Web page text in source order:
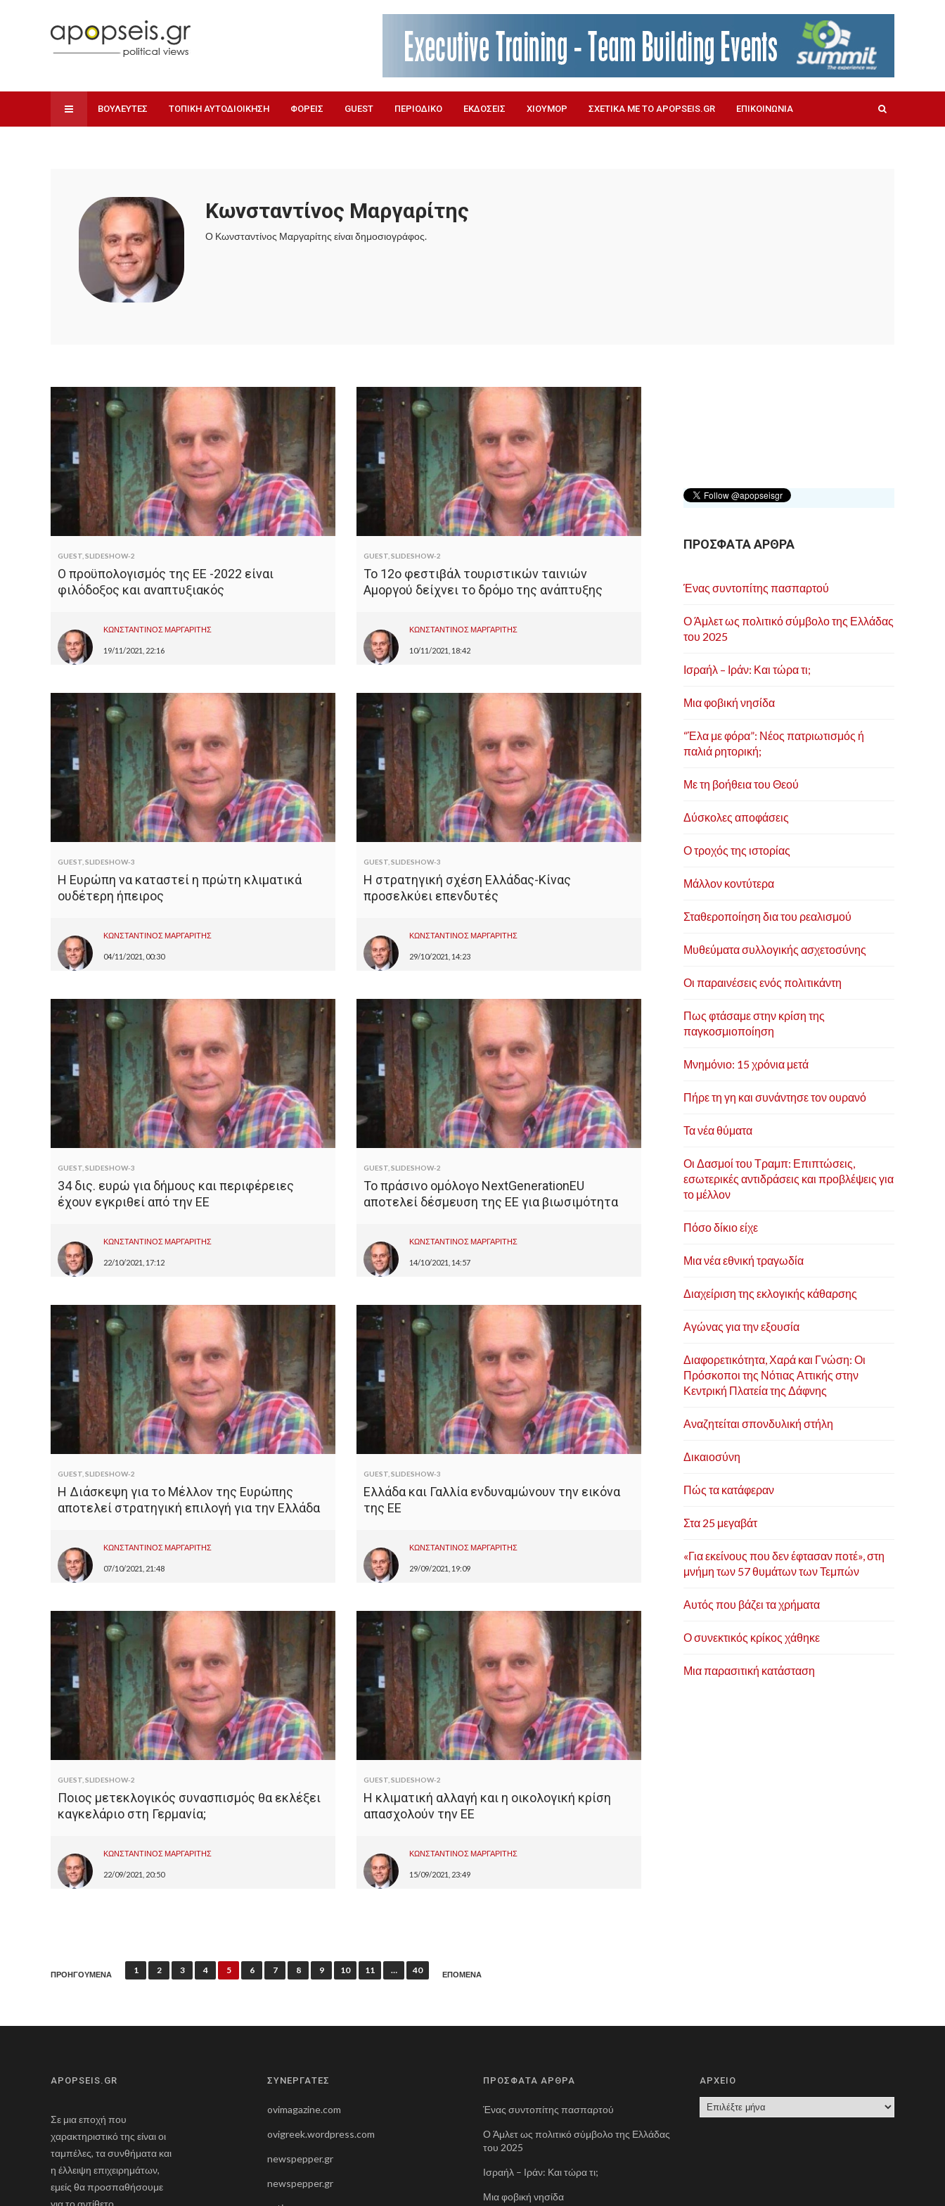
ΒΟΥΛΕΥΤΕΣ ΤΟΠΙΚΗ ΑΥΤΟΔΙΟΙΚΗΣΗ ΦΟΡΕΙΣ GUEST ΠΕΡΙΟΔΙΚΟ ΕΚΔΟΣΕΙΣ ΧΙΟΥΜΟΡ ΣΧΕΤΙΚΑ ΜΕ ΤΟ APOPSEIS.GR ΕΠΙΚΟΙΝΩΝΙΑ
Κωνσταντίνος Μαργαρίτης
Ο Κωνσταντίνος Μαργαρίτης είναι δημοσιογράφος.
GUEST SLIDESHOW-2
Ο προϋπολογισμός της ΕΕ -2022 είναι
φιλόδοξος και αναπτυξιακός
ΚΩΝΣΤΑΝΤΙΝΟΣ ΜΑΡΓΑΡΙΤΗΣ
19/11/2021, 22:16
GUEST ,SLIDESHOW-2
Το 12ο φεστιβάλ τουριστικών ταινιών
Αμοργού δείχνει το δρόμο της ανάπτυξης
ΚΩΝΣΤΑΝΤΙΝΟΣ ΜΑΡΓΑΡΙΤΗΣ
10/11/2021, 18:42
GUEST SLIDESHOW-3
Η Ευρώπη να καταστεί η πρώτη κλιματικά
ουδέτερη ήπειρος
ΚΩΝΣΤΑΝΤΙΝΟΣ ΜΑΡΓΑΡΙΤΗΣ
04/11/2021, 00:30
GUEST ,SLIDESHOW-3
Η στρατηγική σχέση Ελλάδας-Κίνας
προσελκύει επενδυτές
ΚΩΝΣΤΑΝΤΙΝΟΣ ΜΑΡΓΑΡΙΤΗΣ
29/10/2021, 14:23
GUEST SLIDESHOW-3
34 δις. ευρώ για δήμους και περιφέρειες
έχουν εγκριθεί από την ΕΕ
ΚΩΝΣΤΑΝΤΙΝΟΣ ΜΑΡΓΑΡΙΤΗΣ
22/10/2021, 17:12
GUEST ,SLIDESHOW-2
Το πράσινο ομόλογο NextGenerationEU
αποτελεί δέσμευση της ΕΕ για βιωσιμότητα
ΚΩΝΣΤΑΝΤΙΝΟΣ ΜΑΡΓΑΡΙΤΗΣ
14/10/2021, 14:57
GUEST SLIDESHOW-2
Η Διάσκεψη για το Μέλλον της Ευρώπης
αποτελεί στρατηγική επιλογή για την Ελλάδα
ΚΩΝΣΤΑΝΤΙΝΟΣ ΜΑΡΓΑΡΙΤΗΣ
07/10/2021, 21:48
GUEST ,SLIDESHOW-3
Ελλάδα και Γαλλία ενδυναμώνουν την εικόνα
της ΕΕ
ΚΩΝΣΤΑΝΤΙΝΟΣ ΜΑΡΓΑΡΙΤΗΣ
29/09/2021, 19:09
GUEST SLIDESHOW-2
Ποιος μετεκλογικός συνασπισμός θα εκλέξει
καγκελάριο στη Γερμανία;
ΚΩΝΣΤΑΝΤΙΝΟΣ ΜΑΡΓΑΡΙΤΗΣ
22/09/2021, 20:50
GUEST ,SLIDESHOW-2
Η κλιματική αλλαγή και η οικολογική κρίση
απασχολούν την ΕΕ
ΚΩΝΣΤΑΝΤΙΝΟΣ ΜΑΡΓΑΡΙΤΗΣ
15/09/2021, 23:49
Π
η
η
ά
ρ
θ
ΠΡΟΗΓΟΥΜΕΝΑ 1 2 3 4 5 6 7 8 9 10 11 … 40 ΕΠΟΜΕΝΑ
ΠΡΟΣΦΑΤΑ ΑΡΘΡΑ
Ένας συντοπίτης πασπαρτού
Ο Άμλετ ως πολιτικό σύμβολο της Ελλάδας
του 2025
Ισραήλ – Ιράν: Και τώρα τι;
Μια φοβική νησίδα
“Έλα με φόρα”: Νέος πατριωτισμός ή
παλιά ρητορική;
Με τη βοήθεια του Θεού
Δύσκολες αποφάσεις
Ο τροχός της ιστορίας
Μάλλον κοντύτερα
Σταθεροποίηση δια του ρεαλισμού
Μυθεύματα συλλογικής ασχετοσύνης
Οι παραινέσεις ενός πολιτικάντη
Πως φτάσαμε στην κρίση της
παγκοσμιοποίηση
Μνημόνιο: 15 χρόνια μετά
Πήρε τη γη και συνάντησε τον ουρανό
Τα νέα θύματα
Οι Δασμοί του Τραμπ: Επιπτώσεις,
εσωτερικές αντιδράσεις και προβλέψεις για
το μέλλον
Πόσο δίκιο είχε
Μια νέα εθνική τραγωδία
Διαχείριση της εκλογικής κάθαρσης
Αγώνας για την εξουσία
Διαφορετικότητα, Χαρά και Γνώση: Οι
Πρόσκοποι της Νότιας Αττικής στην
Κεντρική Πλατεία της Δάφνης
Αναζητείται σπονδυλική στήλη
Δικαιοσύνη
Πώς τα κατάφεραν
Στα 25 μεγαβάτ
«Για εκείνους που δεν έφτασαν ποτέ», στη
μνήμη των 57 θυμάτων των Τεμπών
Αυτός που βάζει τα χρήματα
Ο συνεκτικός κρίκος χάθηκε
Μια παρασιτική κατάσταση
APOPSEIS.GR
Σε μια εποχή που
χαρακτηριστικό της είναι οι
ταμπέλες, τα συνθήματα και
η έλλειψη επιχειρημάτων,
εμείς θα προσπαθήσουμε
ΣΥΝΕΡΓΑΤΕΣ
ovimagazine.com
ovigreek.wordpress.com
newspepper.gr
newspepper.gr
ΠΡΟΣΦΑΤΑ ΑΡΘΡΑ
Ένας συντοπίτης πασπαρτού
Ο Άμλετ ως πολιτικό σύμβολο της Ελλάδας
του 2025
Ισραήλ – Ιράν: Και τώρα τι;
Μια φοβική νησίδα
ΑΡΧΕΙΟ